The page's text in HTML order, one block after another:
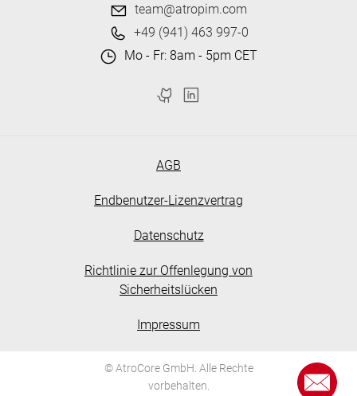
team@atropim.com
+49 (941) 463 997-0
Mo - Fr: 8am - 5pm CET
AGB
Endbenutzer-Lizenzvertrag
Datenschutz
Richtlinie zur Offenlegung von
Sicherheitslücken
Impressum
© AtroCore GmbH. Alle Rechte
vorbehalten.